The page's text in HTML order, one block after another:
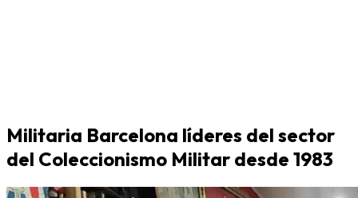
Militaria Barcelona líderes del sector
del Coleccionismo Militar desde 1983